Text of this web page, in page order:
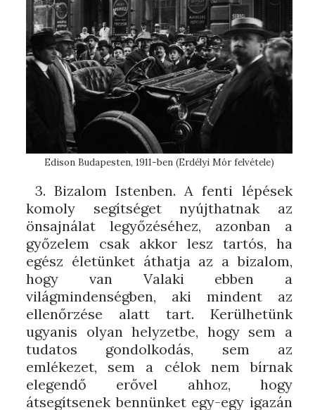
Edison Budapesten, 1911-ben (Erdélyi Mór felvétele)
3. Bizalom Istenben. A fenti lépések
komoly segítséget nyújthatnak az
önsajnálat legyőzéséhez, azonban a
győzelem csak akkor lesz tartós, ha
egész életünket áthatja az a bizalom,
hogy van Valaki ebben a
világmindenségben, aki mindent az
ellenőrzése alatt tart. Kerülhetünk
ugyanis olyan helyzetbe, hogy sem a
tudatos gondolkodás, sem az
emlékezet, sem a célok nem bírnak
elegendő erővel ahhoz, hogy
átsegítsenek bennünket egy-egy igazán